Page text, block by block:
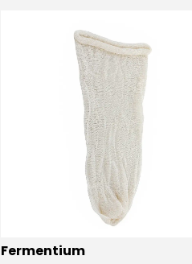
Fermentium